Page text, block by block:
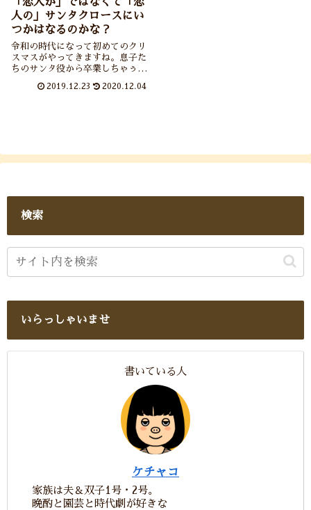
人の」サンタクロースにい
つかはなるのかな？
令和の時代になって初めてのクリ
スマスがやってきますね。息子た
ちのサンタ役から卒業しちゃぅと
食いすること・・・。ところで母
2019.12.23 2020.12.04
検索
いらっしゃいませ
書いている人
ケチャコ
家族は夫＆双子1号・2号。
晩酌と園芸と時代劇が好きな